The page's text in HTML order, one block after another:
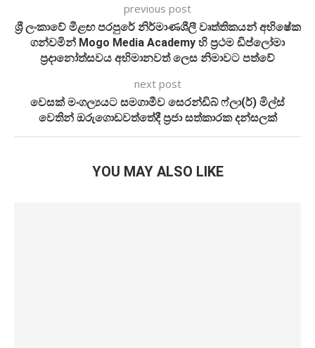
previous post
ශ්‍රී ලංකාවේ මීළඟ පරපුරේ නිර්මාණශීලී වෘත්තිකයන් අභිෂේක
ගන්වමින් Mogo Media Academy හි ප්‍රථම ඩිප්ලෝමා
ප්‍රදානෝත්සවය අභිමානවත් ලෙස නිමාවට පත්වේ
next post
වෙසක් මංගල්‍යයට සමගාමීව සෙරන්ඩිබ් ෆ්ලා(ර්) මිල්ස්
වෙතින් ඔරුගොඩවත්තේදී ප්‍රජා සත්කාරක දන්සලක්
YOU MAY ALSO LIKE